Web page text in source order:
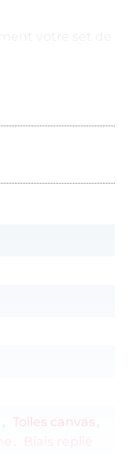
Toiles canvas